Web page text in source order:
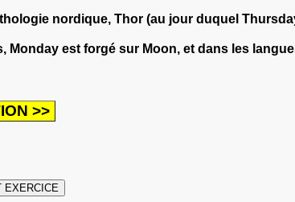
nordique, Thor (au jour duquel
Monday est forgé sur Moon, et dans les